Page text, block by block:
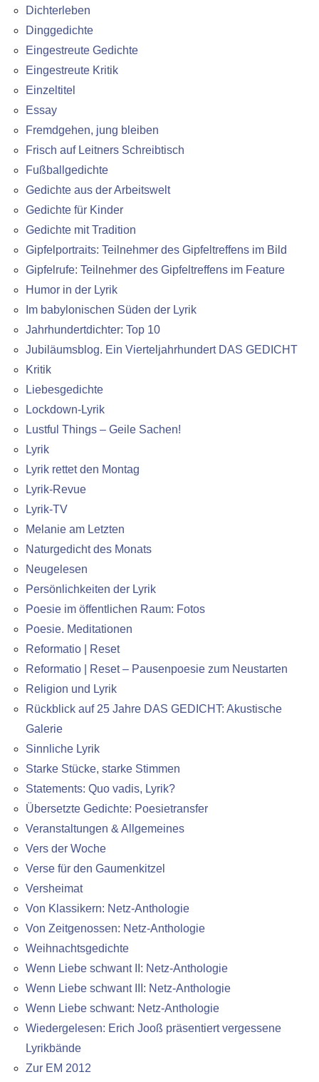
Dichterleben
Dinggedichte
Eingestreute Gedichte
Eingestreute Kritik
Einzeltitel
Essay
Fremdgehen, jung bleiben
Frisch auf Leitners Schreibtisch
Fußballgedichte
Gedichte aus der Arbeitswelt
Gedichte für Kinder
Gedichte mit Tradition
Gipfelportraits: Teilnehmer des Gipfeltreffens im Bild
Gipfelrufe: Teilnehmer des Gipfeltreffens im Feature
Humor in der Lyrik
Im babylonischen Süden der Lyrik
Jahrhundertdichter: Top 10
Jubiläumsblog. Ein Vierteljahrhundert DAS GEDICHT
Kritik
Liebesgedichte
Lockdown-Lyrik
Lustful Things – Geile Sachen!
Lyrik
Lyrik rettet den Montag
Lyrik-Revue
Lyrik-TV
Melanie am Letzten
Naturgedicht des Monats
Neugelesen
Persönlichkeiten der Lyrik
Poesie im öffentlichen Raum: Fotos
Poesie. Meditationen
Reformatio | Reset
Reformatio | Reset – Pausenpoesie zum Neustarten
Religion und Lyrik
Rückblick auf 25 Jahre DAS GEDICHT: Akustische
Galerie
Sinnliche Lyrik
Starke Stücke, starke Stimmen
Statements: Quo vadis, Lyrik?
Übersetzte Gedichte: Poesietransfer
Veranstaltungen & Allgemeines
Vers der Woche
Verse für den Gaumenkitzel
Versheimat
Von Klassikern: Netz-Anthologie
Von Zeitgenossen: Netz-Anthologie
Weihnachtsgedichte
Wenn Liebe schwant II: Netz-Anthologie
Wenn Liebe schwant III: Netz-Anthologie
Wenn Liebe schwant: Netz-Anthologie
Wiedergelesen: Erich Jooß präsentiert vergessene
Lyrikbände
Zur EM 2012